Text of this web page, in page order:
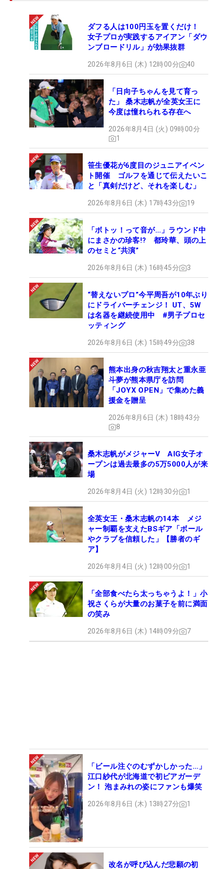
ダフる人は100円玉を置くだけ！
女子プロが実践するアイアン「ダウ
ンブロードリル」が効果抜群
2026年8月6日 (木) 12時00分 40
「日向子ちゃんを見て育っ
た」 桑木志帆が全英女王に
今度は憧れられる存在へ
2026年8月4日 (火) 09時00分
1
笹生優花が6度目のジュニアイベン
ト開催 ゴルフを通じて伝えたいこ
と「真剣だけど、それを楽しむ」
2026年8月6日 (木) 17時43分 19
「ボトッ！って音が…」ラウンド中
にまさかの珍客!? 都玲華、頭の上
のセミと“共演”
2026年8月6日 (木) 16時45分 3
“替えないプロ”今平周吾が10年ぶり
にドライバーチェンジ！ UT、5W
は名器を継続使用中 #男子プロセ
ッティング
2026年8月6日 (木) 15時49分 38
熊本出身の秋吉翔太と重永亜
斗夢が熊本県庁を訪問
「JOYX OPEN」で集めた義
援金を贈呈
2026年8月6日 (木) 18時43分
8
桑木志帆がメジャーV AIG女子オ
ープンは過去最多の5万5000人が来
場
2026年8月4日 (火) 12時30分 1
全英女王・桑木志帆の14本 メジ
ャー制覇を支えたBSギア「ボール
やクラブを信頼した」【勝者のギ
ア】
2026年8月4日 (火) 12時00分 1
「全部食べたら太っちゃうよ！」小
祝さくらが大量のお菓子を前に満面
の笑み
2026年8月6日 (木) 14時09分 7
「ビール注ぐのむずかしかった…」
江口紗代が北海道で初ビアガーデ
ン！ 泡まみれの姿にファンも爆笑
2026年8月6日 (木) 13時27分 1
改名が呼び込んだ悲願の初